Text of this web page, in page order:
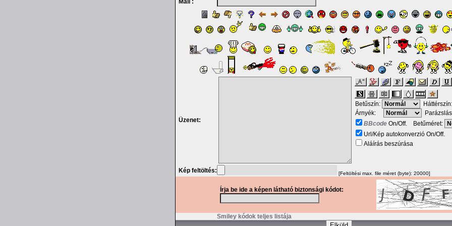
Mail :
Üzenet:
Betűszín:
Árnyék:
BBcodeOn/Off. Betűméret:
Url/Kép autokonverzió On/Off.
Aláírás beszúrása
Kép feltöltés: [Feltöltési max. file méret (byte): 20000]
Írja be ide a képen látható biztonsági kódot:
Smiley kódok teljes listája